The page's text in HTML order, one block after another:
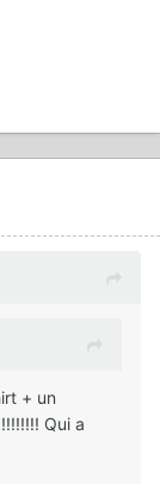
+ un
Qui a